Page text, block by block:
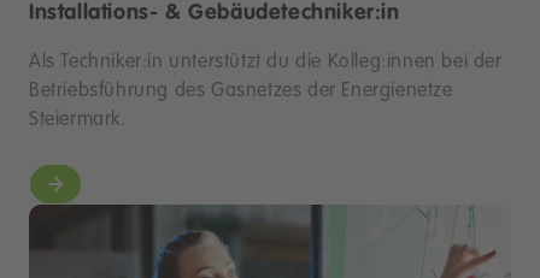
Installations- & Gebäudetechniker:in
Als Techniker:in unterstützt du die Kolleg:innen bei der
Betriebsführung des Gasnetzes der Energienetze
Steiermark.